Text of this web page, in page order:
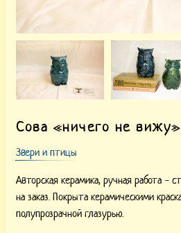
Сова «ничего не вижу»
Звери и птицы
Авторская керамика, ручная работа -
на заказ. Покрыта керамическими
полупрозрачной глазурью.